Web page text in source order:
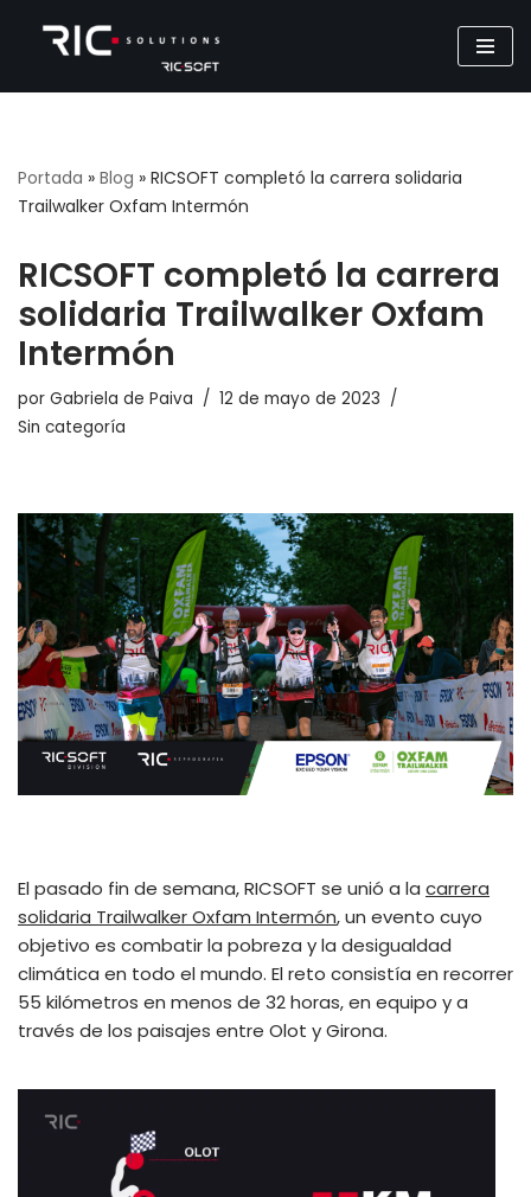
Saltar
al
Portada » Blog » RICSOFT completó la carrera solidaria
Trailwalker Oxfam Intermón
RICSOFT completó la carrera
solidaria Trailwalker Oxfam
Intermón
por Gabriela de Paiva
12 de mayo de 2023
Sin categoría
El pasado fin de semana, RICSOFT se unió a la carrera
solidaria Trailwalker Oxfam Intermón, un evento cuyo
objetivo es combatir la pobreza y la desigualdad
climática en todo el mundo. El reto consistía en recorrer
55 kilómetros en menos de 32 horas, en equipo y a
través de los paisajes entre Olot y Girona.